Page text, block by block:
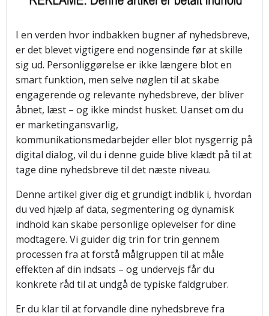
I en verden hvor indbakken bugner af nyhedsbreve,
er det blevet vigtigere end nogensinde før at skille
sig ud. Personliggørelse er ikke længere blot en
smart funktion, men selve nøglen til at skabe
engagerende og relevante nyhedsbreve, der bliver
åbnet, læst – og ikke mindst husket. Uanset om du
er marketingansvarlig,
kommunikationsmedarbejder eller blot nysgerrig på
digital dialog, vil du i denne guide blive klædt på til at
tage dine nyhedsbreve til det næste niveau.
Denne artikel giver dig et grundigt indblik i, hvordan
du ved hjælp af data, segmentering og dynamisk
indhold kan skabe personlige oplevelser for dine
modtagere. Vi guider dig trin for trin gennem
processen fra at forstå målgruppen til at måle
effekten af din indsats – og undervejs får du
konkrete råd til at undgå de typiske faldgruber.
Er du klar til at forvandle dine nyhedsbreve fra